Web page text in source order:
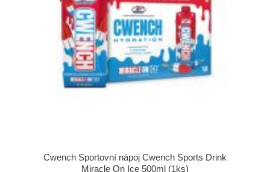
Cwench Sportovní nápoj Cwench Sports Drink
Miracle On Ice 500ml (1ks)